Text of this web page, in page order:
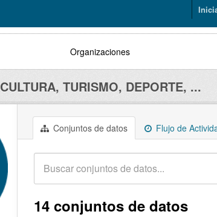
Organizaciones
CULTURA, TURISMO, DEPORTE, ...
Conjuntos de datos Flujo de
14 conjuntos de datos